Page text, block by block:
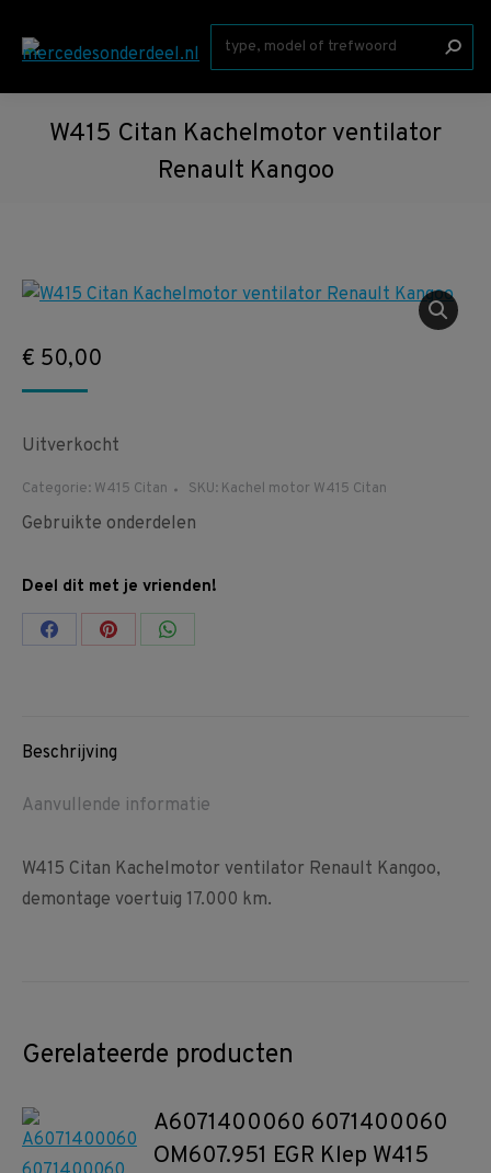
Zoeken:
W415 Citan Kachelmotor ventilator
Renault Kangoo
€ 50,00
Uitverkocht
Categorie: W415 Citan SKU: Kachel motor W415 Citan
Gebruikte onderdelen
Deel dit met je vrienden!
Share Share Share
Beschrijving
Aanvullende informatie
W415 Citan Kachelmotor ventilator Renault Kangoo,
demontage voertuig 17.000 km.
Gerelateerde producten
A6071400060 6071400060
OM607.951 EGR Klep W415